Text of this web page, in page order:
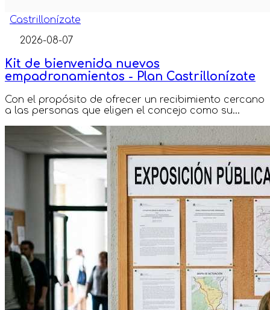
Castrillonízate
2026-08-07
Kit de bienvenida nuevos
empadronamientos - Plan Castrillonízate
Con el propósito de ofrecer un recibimiento cercano
a las personas que eligen el concejo como su...